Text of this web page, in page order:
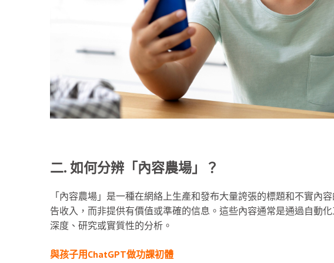
二. 如何分辨「內容農場」？
「內容農場」是一種在網絡上生產和發布大量誇張的標題和不實內
告收入，而非提供有價值或準確的信息。這些內容通常是通過自動
深度、研究或實質性的分析。
與孩子用ChatGPT做功課初體